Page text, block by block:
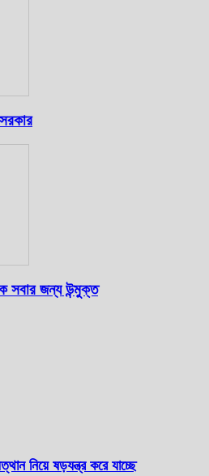
সবার জন্য উন্মুক্ত
নিয়ে ষড়যন্ত্র করে যাচ্ছে